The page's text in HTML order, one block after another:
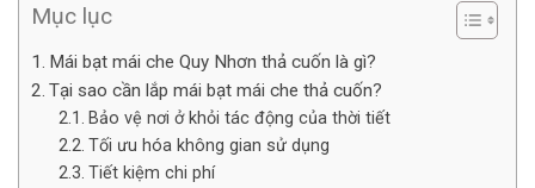
Mục lục
Mái bạt mái che Quy Nhơn thả cuốn là gì?
Tại sao cần lắp mái bạt mái che thả cuốn?
Bảo vệ nơi ở khỏi tác động của thời tiết
Tối ưu hóa không gian sử dụng
Tiết kiệm chi phí